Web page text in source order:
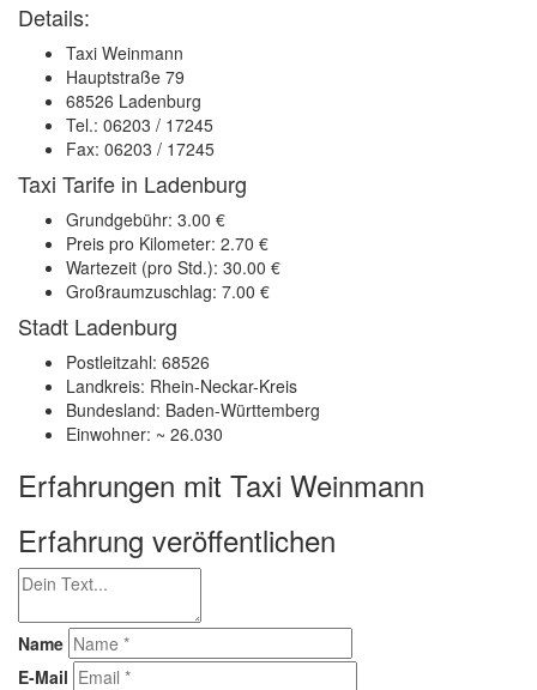
Details:
Taxi Weinmann
Hauptstraße 79
68526 Ladenburg
Tel.: 06203 / 17245
Fax: 06203 / 17245
Taxi Tarife in Ladenburg
Grundgebühr: 3.00 €
Preis pro Kilometer: 2.70 €
Wartezeit (pro Std.): 30.00 €
Großraumzuschlag: 7.00 €
Stadt Ladenburg
Postleitzahl: 68526
Landkreis: Rhein-Neckar-Kreis
Bundesland: Baden-Württemberg
Einwohner: ~ 26.030
Erfahrungen mit Taxi Weinmann
Erfahrung veröffentlichen
Name
E-Mail